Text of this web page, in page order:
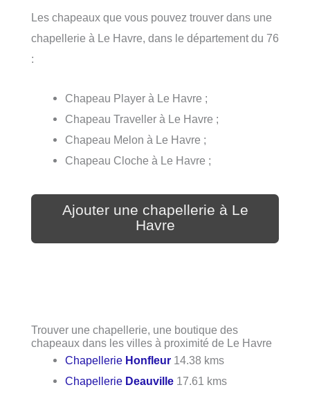
Les chapeaux que vous pouvez trouver dans une
chapellerie à Le Havre, dans le département du 76
:
Chapeau Player à Le Havre ;
Chapeau Traveller à Le Havre ;
Chapeau Melon à Le Havre ;
Chapeau Cloche à Le Havre ;
Ajouter une chapellerie à Le
Havre
Trouver une chapellerie, une boutique des
chapeaux dans les villes à proximité de Le Havre
Chapellerie Honfleur 14.38 kms
Chapellerie Deauville 17.61 kms